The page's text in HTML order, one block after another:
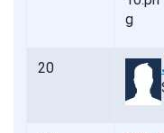
20